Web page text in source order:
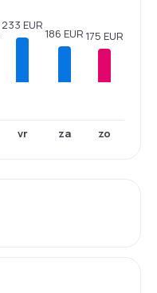
233 EUR
vr
186 EUR
za
175 EUR
zo